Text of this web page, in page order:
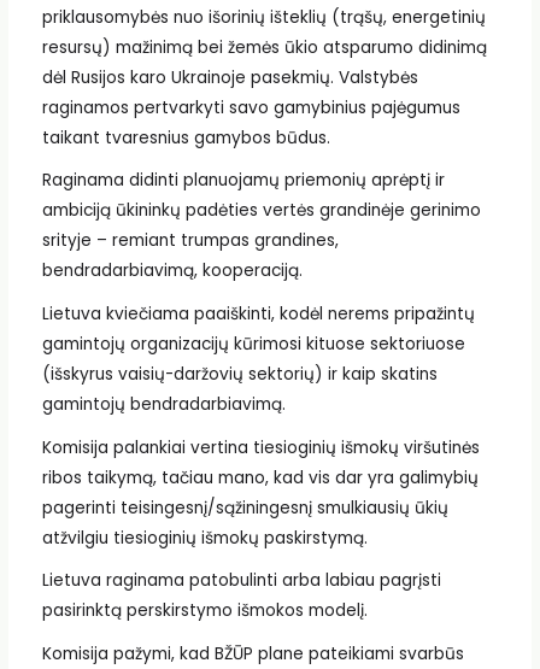
priklausomybės nuo išorinių išteklių (trąšų, energetinių
resursų) mažinimą bei žemės ūkio atsparumo didinimą
dėl Rusijos karo Ukrainoje pasekmių. Valstybės
raginamos pertvarkyti savo gamybinius pajėgumus
taikant tvaresnius gamybos būdus.
Raginama didinti planuojamų priemonių aprėptį ir
ambiciją ūkininkų padėties vertės grandinėje gerinimo
srityje – remiant trumpas grandines,
bendradarbiavimą, kooperaciją.
Lietuva kviečiama paaiškinti, kodėl nerems pripažintų
gamintojų organizacijų kūrimosi kituose sektoriuose
(išskyrus vaisių-daržovių sektorių) ir kaip skatins
gamintojų bendradarbiavimą.
Komisija palankiai vertina tiesioginių išmokų viršutinės
ribos taikymą, tačiau mano, kad vis dar yra galimybių
pagerinti teisingesnį/sąžiningesnį smulkiausių ūkių
atžvilgiu tiesioginių išmokų paskirstymą.
Lietuva raginama patobulinti arba labiau pagrįsti
pasirinktą perskirstymo išmokos modelį.
Komisija pažymi, kad BŽŪP plane pateikiami svarbūs